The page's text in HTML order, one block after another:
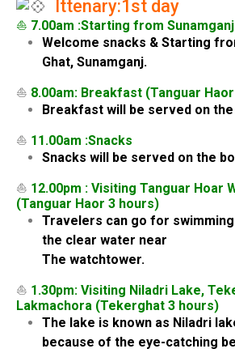
Ittenary:1st day
⛵ 7.00am :Starting from Sunamganj
Welcome snacks & Starting
Ghat, Sunamganj.
⛵ 8.00am: Breakfast (Tanguar
Breakfast will be served on
⛵ 11.00am :Snacks
Snacks will be served on the
⛵ 12.00pm : Visiting Tanguar Hoar
(Tanguar Haor 3 hours)
Travelers can go for
the clear water near
The watchtower.
⛵ 1.30pm: Visiting Niladri Lake,
Lakmachora (Tekerghat 3 hours)
The lake is known as Niladri
because of the eye-catching